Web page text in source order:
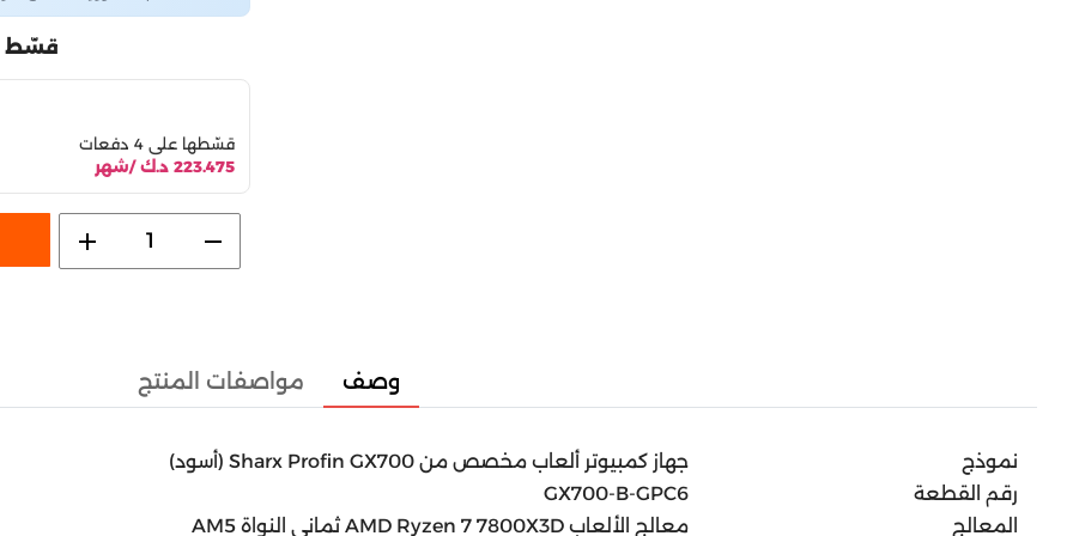
قسّط
قسّطها على 4 دفعات
223.475 د.ك /شهر
remove
1
add
وصف مواصفات المنتج
نموذج
جهاز كمبيوتر ألعاب مخصص من Sharx Profin GX700 (أسود)
رقم القطعة
GX700-B-GPC6
المعالج
معالج الألعاب AMD Ryzen 7 7800X3D ثماني النواة AM5